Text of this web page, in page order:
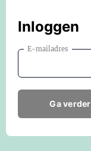
Inloggen
E-mailadres
Ga verder